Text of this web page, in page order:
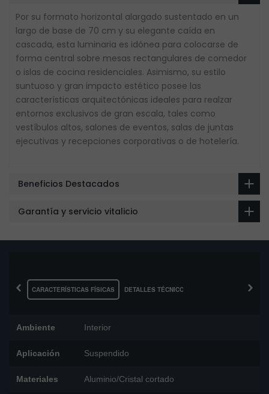
Por su formato horizontal alargado sustentado en un
largo de base de 70 cm y su elegante caída en
cascada, esta luminaria es idónea para colocarse de
forma central sobre mesas rectangulares de comedor
o islas de cocina residenciales. Asimismo, su estilo
suntuoso y gran impacto estético posee las
características arquitectónicas ideales para realzar
entornos exclusivos de gran escala, tales como
vestíbulos altos, salones de eventos, salas de juntas
ejecutivas y recepciones corporativas o de hotelería.
Beneficios Destacados
Garantía y servicio vitalicio
‹ CARACTERÍSTICAS FÍSICAS DETALLES TÉCNICOS ›
Ambiente Interior
Aplicación Suspendido
Materiales Aluminio/Cristal cortado